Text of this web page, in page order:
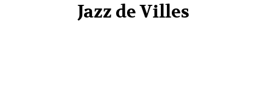
Jazz de Villes